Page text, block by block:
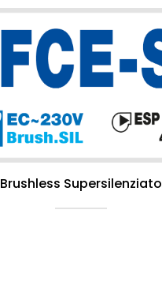
Brushless Supersilenziato